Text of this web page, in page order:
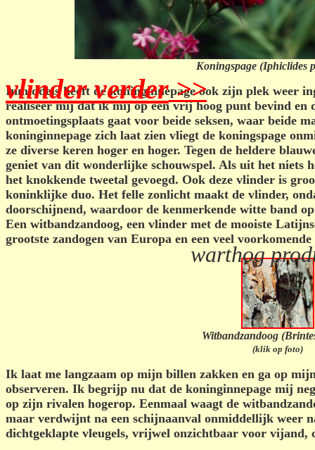
Koningspage (Iphiclides
Inmiddels heeft de koninginnepage ook zijn plek weer
realiseer mij dat ik mij op een vrij hoog punt bevind en
ontmoetingsplaats gaat voor beide seksen, waar beide
koninginnepage zich laat zien vliegt de koningspage
ze diverse keren hoger en hoger. Tegen de heldere
geniet van dit wonderlijke schouwspel. Als uit het niets
het knokkende tweetal gevoegd. Ook deze vlinder is
koninklijke duo. Het felle zonlicht maakt de vlinder,
doorschijnend, waardoor de kenmerkende witte band
Een witbandzandoog, een vlinder met de mooiste
grootste zandogen van Europa en een veel
Witbandzandoog
(klik op foto)
Ik laat me langzaam op mijn billen zakken en ga op
observeren. Ik begrijp nu dat de koninginnepage mij
op zijn rivalen hogerop. Eenmaal waagt de
maar verdwijnt na een schijnaanval onmiddellijk weer
dichtgeklapte vleugels, vrijwel onzichtbaar voor vijand,
vlinder verder>>
warthog